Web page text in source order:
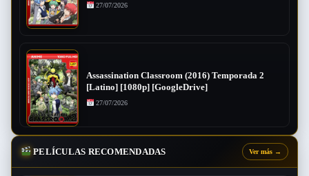
27/07/2026
Assassination Classroom (2016) Temporada 2
[Latino] [1080p] [GoogleDrive]
27/07/2026
PELÍCULAS RECOMENDADAS Ver más →